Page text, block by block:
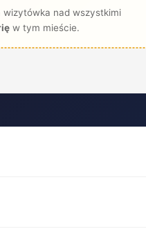
nad wszystkimi
w tym mieście.